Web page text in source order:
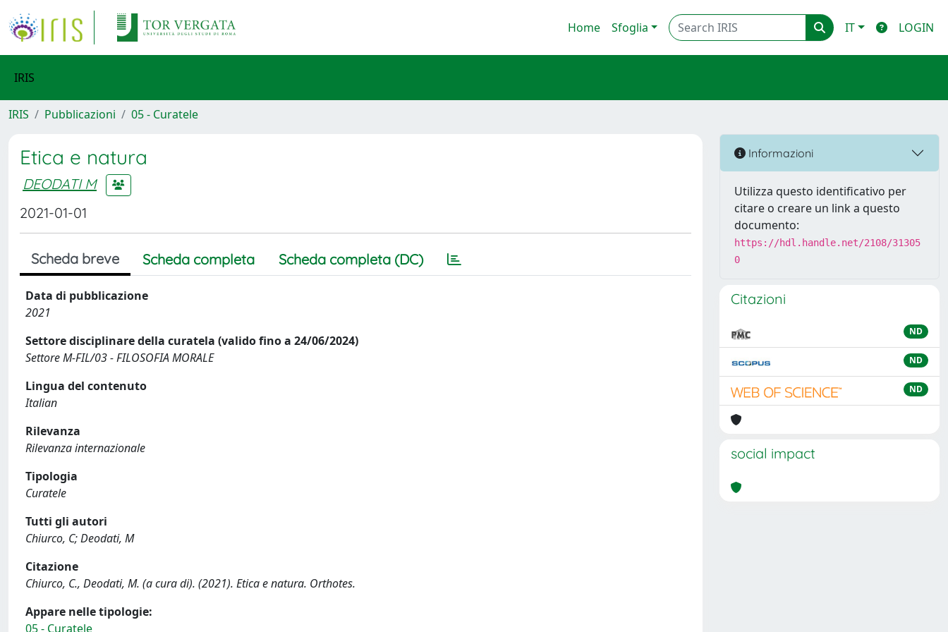
Home Sfoglia IT LOGIN
IRIS
IRIS Pubblicazioni 05 - Curatele
Etica e natura
DEODATI M
2021-01-01
Scheda breve Scheda completa Scheda completa (DC)
Data di pubblicazione
2021
Settore disciplinare della curatela (valido fino a 24/06/2024)
Settore M-FIL/03 - FILOSOFIA MORALE
Lingua del contenuto
Italian
Rilevanza
Rilevanza internazionale
Tipologia
Curatele
Tutti gli autori
Chiurco, C; Deodati, M
Citazione
Chiurco, C., Deodati, M. (a cura di). (2021). Etica e natura. Orthotes.
Appare nelle tipologie:
05 - Curatele
Informazioni
Utilizza questo identificativo per
citare o creare un link a questo
documento:
https://hdl.handle.net/2108/31305
0
Citazioni
ND
ND
ND
social impact